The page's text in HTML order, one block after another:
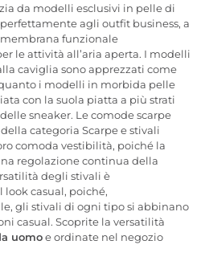
da modelli esclusivi in pelle di
agli outfit business, a
funzionale
le attività all’aria aperta. I modelli
caviglia sono apprezzati come
i modelli in morbida pelle
con la suola piatta a più strati
sneaker. Le comode scarpe
categoria Scarpe e stivali
comoda vestibilità, poiché la
regolazione continua della
degli stivali è
casual, poiché,
gli stivali di ogni tipo si abbinano
casual. Scoprite la versatilità
uomoe ordinate nel negozio